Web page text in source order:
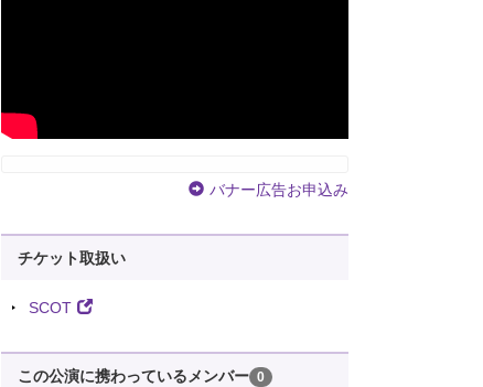
バナー広告お申込み
チケット取扱い
SCOT
この公演に携わっているメンバー 0